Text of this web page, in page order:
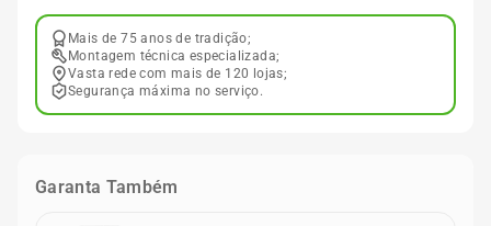
Mais de 75 anos de tradição;
Montagem técnica especializada;
Vasta rede com mais de 120 lojas;
Segurança máxima no serviço.
Garanta Também